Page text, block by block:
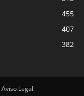
455
407
382
Aviso Legal